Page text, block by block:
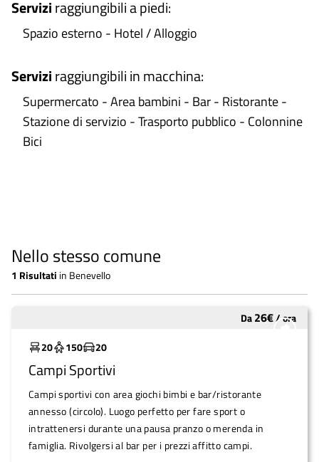
Serviziraggiungibili a piedi:
Spazio esterno - Hotel / Alloggio
Serviziraggiungibili in macchina:
Supermercato - Area bambini - Bar - Ristorante -
Stazione di servizio - Trasporto pubblico - Colonnine
Bici
Nello stesso comune
1 Risultati in Benevello
Da26€/ora
20
150 20
Campi Sportivi
Campi sportivi con area giochi bimbi e bar/ristorante
annesso (circolo). Luogo perfetto per fare sport o
intrattenersi durante una pausa pranzo o merenda in
famiglia. Rivolgersi al bar per i prezzi affitto campi.